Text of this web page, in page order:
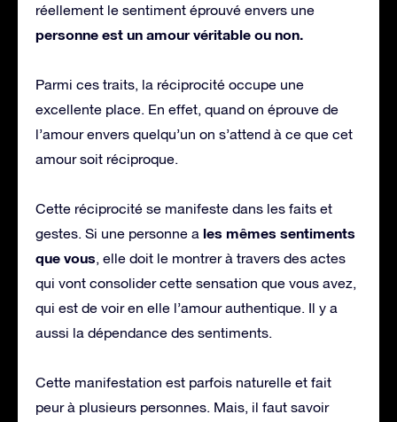
réellement le sentiment éprouvé envers une
personne est un amour véritable ou non.
Parmi ces traits, la réciprocité occupe une
excellente place. En effet, quand on éprouve de
l’amour envers quelqu’un on s’attend à ce que cet
amour soit réciproque.
Cette réciprocité se manifeste dans les faits et
gestes. Si une personne a les mêmes sentiments
que vous, elle doit le montrer à travers des actes
qui vont consolider cette sensation que vous avez,
qui est de voir en elle l’amour authentique. Il y a
aussi la dépendance des sentiments.
Cette manifestation est parfois naturelle et fait
peur à plusieurs personnes. Mais, il faut savoir